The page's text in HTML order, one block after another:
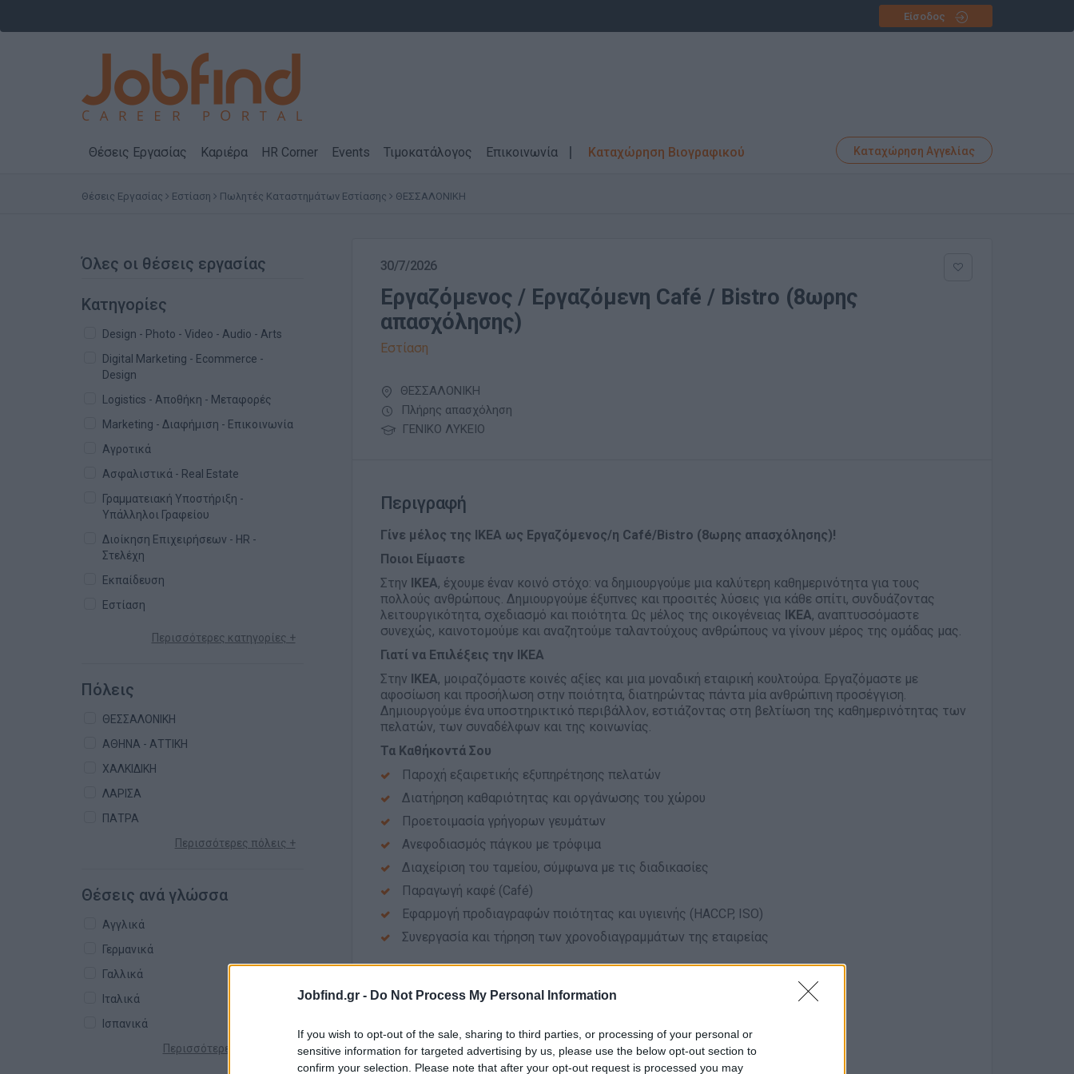
Jobfind.gr - Do Not Process My Personal Information
If you wish to opt-out of the sale, sharing to third parties, or processing of your personal or
sensitive information for targeted advertising by us, please use the below opt-out section to
confirm your selection. Please note that after your opt-out request is processed you may
Είσοδος
Θέσεις Εργασίας Καριέρα HR Corner Events Τιμοκατάλογος Επικοινωνία Καταχώρηση Βιογραφικού Καταχώρηση Αγγελίας
Θέσεις Εργασίας Εστίαση Πωλητές Καταστημάτων Εστίασης ΘΕΣΣΑΛΟΝΙΚΗ
Όλες οι θέσεις εργασίας
Κατηγορίες
Design - Photo - Video - Audio - Arts
Digital Marketing - Ecommerce -
Design
Logistics - Αποθήκη - Μεταφορές
Marketing - Διαφήμιση - Επικοινωνία
Αγροτικά
Ασφαλιστικά - Real Estate
Γραμματειακή Υποστήριξη -
Υπάλληλοι Γραφείου
Διοίκηση Επιχειρήσεων - HR -
Στελέχη
Εκπαίδευση
Εστίαση
Περισσότερες κατηγορίες +
Πόλεις
ΘΕΣΣΑΛΟΝΙΚΗ
ΑΘΗΝΑ - ΑΤΤΙΚΗ
ΧΑΛΚΙΔΙΚΗ
ΛΑΡΙΣΑ
ΠΑΤΡΑ
Περισσότερες πόλεις +
Θέσεις ανά γλώσσα
Αγγλικά
Γερμανικά
Γαλλικά
Ιταλικά
Ισπανικά
Περισσότερες γλώσσες +
30/7/2026
Εργαζόμενος / Εργαζόμενη Café / Bistro (8ωρης
απασχόλησης)
Εστίαση
ΘΕΣΣΑΛΟΝΙΚΗ
Πλήρης απασχόληση
ΓΕΝΙΚΟ ΛΥΚΕΙΟ
Περιγραφή
Γίνε μέλος της ΙΚΕΑ ως Εργαζόμενος/η Café/Bistro (8ωρης απασχόλησης)!
Ποιοι Είμαστε
Στην ΙΚΕΑ, έχουμε έναν κοινό στόχο: να δημιουργούμε μια καλύτερη καθημερινότητα για τους
πολλούς ανθρώπους. Δημιουργούμε έξυπνες και προσιτές λύσεις για κάθε σπίτι, συνδυάζοντας
λειτουργικότητα, σχεδιασμό και ποιότητα. Ως μέλος της οικογένειας ΙΚΕΑ, αναπτυσσόμαστε
συνεχώς, καινοτομούμε και αναζητούμε ταλαντούχους ανθρώπους να γίνουν μέρος της ομάδας μας.
Γιατί να Επιλέξεις την ΙΚΕΑ
Στην ΙΚΕΑ, μοιραζόμαστε κοινές αξίες και μια μοναδική εταιρική κουλτούρα. Εργαζόμαστε με
αφοσίωση και προσήλωση στην ποιότητα, διατηρώντας πάντα μία ανθρώπινη προσέγγιση.
Δημιουργούμε ένα υποστηρικτικό περιβάλλον, εστιάζοντας στη βελτίωση της καθημερινότητας των
πελατών, των συναδέλφων και της κοινωνίας.
Τα Καθήκοντά Σου
Παροχή εξαιρετικής εξυπηρέτησης πελατών
Διατήρηση καθαριότητας και οργάνωσης του χώρου
Προετοιμασία γρήγορων γευμάτων
Ανεφοδιασμός πάγκου με τρόφιμα
Διαχείριση του ταμείου, σύμφωνα με τις διαδικασίες
Παραγωγή καφέ (Café)
Εφαρμογή προδιαγραφών ποιότητας και υγιεινής (HACCP, ISO)
Συνεργασία και τήρηση των χρονοδιαγραμμάτων της εταιρείας
Πιστοποιητικό Υγείας
Απολυτήριο Λυκείου